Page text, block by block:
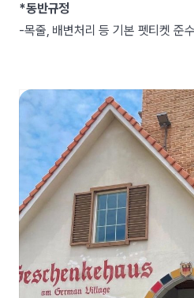
*동반규정
-목줄, 배변처리 등 기본 펫티켓 준수